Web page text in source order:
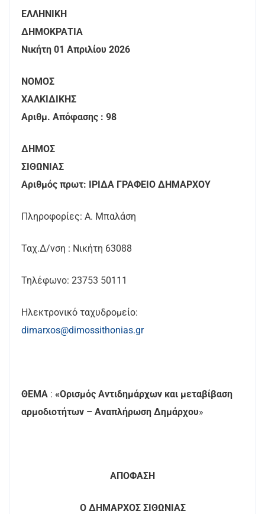
ΕΛΛΗΝΙΚΗ
ΔΗΜΟΚΡΑΤΙΑ
Νικήτη 01 Απριλίου 2026
ΝΟΜΟΣ
ΧΑΛΚΙΔΙΚΗΣ
Αριθμ. Απόφασης : 98
ΔΗΜΟΣ
ΣΙΘΩΝΙΑΣ
Αριθμός πρωτ: ΙΡΙΔΑ ΓΡΑΦΕΙΟ ΔΗΜΑΡΧΟΥ
Πληροφορίες: Α. Μπαλάση
Ταχ.Δ/νση : Νικήτη 63088
Τηλέφωνο: 23753 50111
Ηλεκτρονικό ταχυδρομείο:
dimarxos@dimossithonias.gr
ΘΕΜΑ : «Ορισμός Αντιδημάρχων και μεταβίβαση
αρμοδιοτήτων – Αναπλήρωση Δημάρχου»
ΑΠΟΦΑΣΗ
Ο ΔΗΜΑΡΧΟΣ ΣΙΘΩΝΙΑΣ